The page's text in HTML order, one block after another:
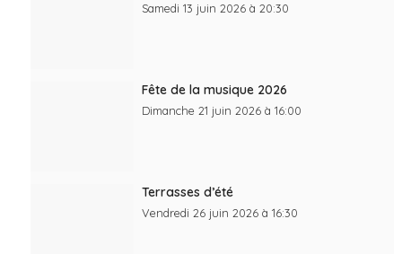
Samedi 13 juin 2026 à 20:30
Fête de la musique 2026
Dimanche 21 juin 2026 à 16:00
Terrasses d’été
Vendredi 26 juin 2026 à 16:30